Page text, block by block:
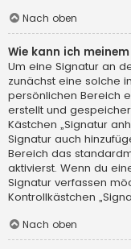
Nach oben
Wie kann ich
Um eine Signatur an
zunächst eine solche
persönlichen Bereich
erstellt und
Kästchen „Signatur
Signatur auch
Bereich das
aktivierst. Wenn du
Signatur verfassen
Kontrollkästchen
Nach oben